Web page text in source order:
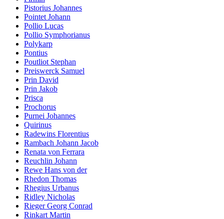
Pistorius Johannes
Pointet Johann
Pollio Lucas
Pollio Symphorianus
Polykarp
Pontius
Poutliot Stephan
Preiswerck Samuel
Prin David
Prin Jakob
Prisca
Prochorus
Purnei Johannes
Quirinus
Radewins Florentius
Rambach Johann Jacob
Renata von Ferrara
Reuchlin Johann
Rewe Hans von der
Rhedon Thomas
Rhegius Urbanus
Ridley Nicholas
Rieger Georg Conrad
Rinkart Martin